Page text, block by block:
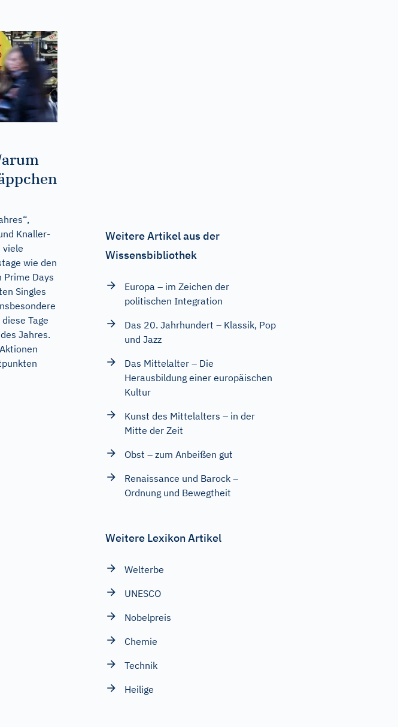
Knaller-
viele
wie den
Prime Days
Singles
Tage
Jahres.
Weitere Artikel aus der
Wissensbibliothek
Europa – im Zeichen der
politischen Integration
Das 20. Jahrhundert – Klassik, Pop
und Jazz
Das Mittelalter – Die
Herausbildung einer europäischen
Kultur
Kunst des Mittelalters – in der
Mitte der Zeit
Obst – zum Anbeißen gut
Renaissance und Barock –
Ordnung und Bewegtheit
Weitere Lexikon Artikel
Welterbe
UNESCO
Nobelpreis
Chemie
Technik
Heilige